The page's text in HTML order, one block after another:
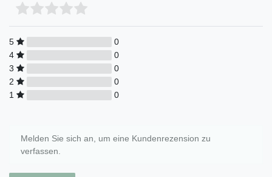
5
0
4
0
3
0
2
0
1
0
Melden Sie sich an, um eine Kundenrezension zu
verfassen.